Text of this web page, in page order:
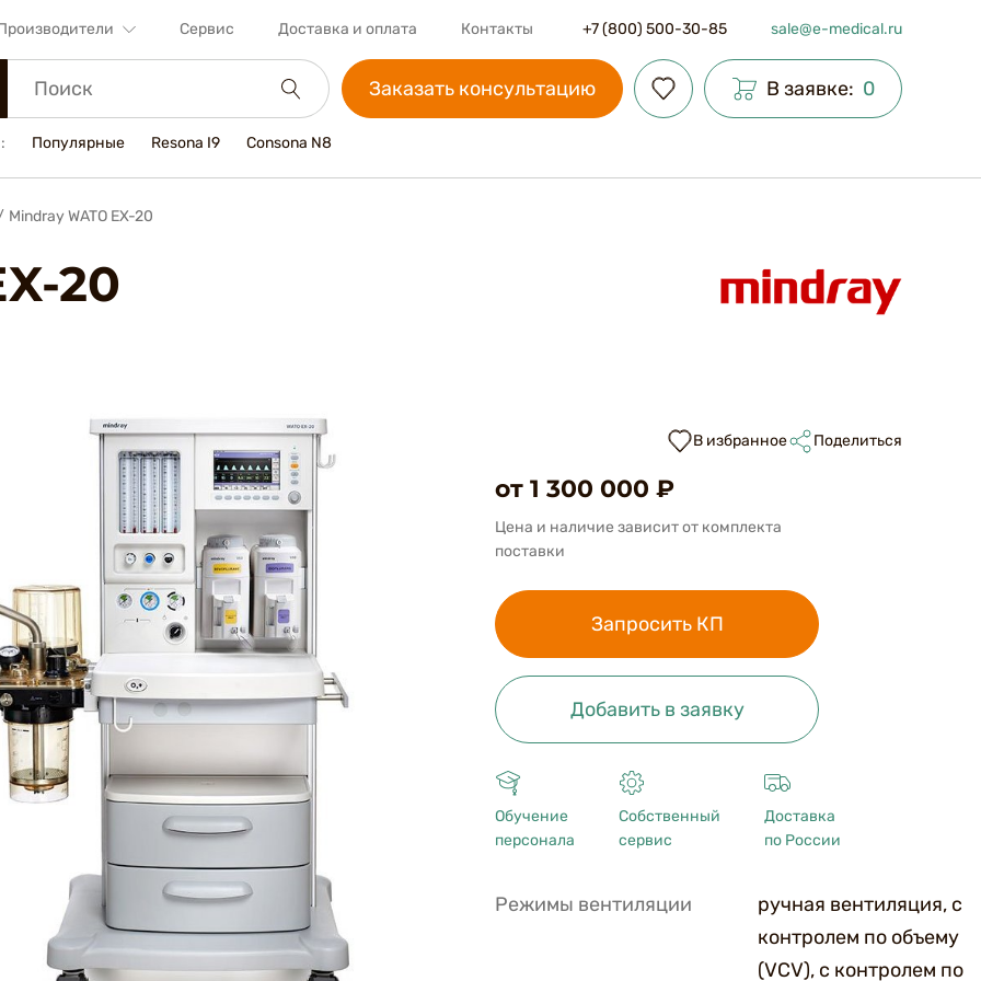
Сервис Доставка и оплата Контакты +7 (800) 500-30-85 sale@e-medical.ru
Заказать консультацию В заявке: 0
Популярные Resona I9 Consona N8
Mindray WATO EX-20
20
В избранное
Переслать
Поделиться
Telegram
ВКонтакте
Копировать ссылку
от 1 300 000 ₽
Цена и наличие зависит от комплекта
поставки
Запросить КП
Добавить в заявку
Обучение
персонала
Собственный
сервис
Доставка
по России
Режимы вентиляции
ручная вентиляция, с
контролем по объему
(VCV), с контролем по